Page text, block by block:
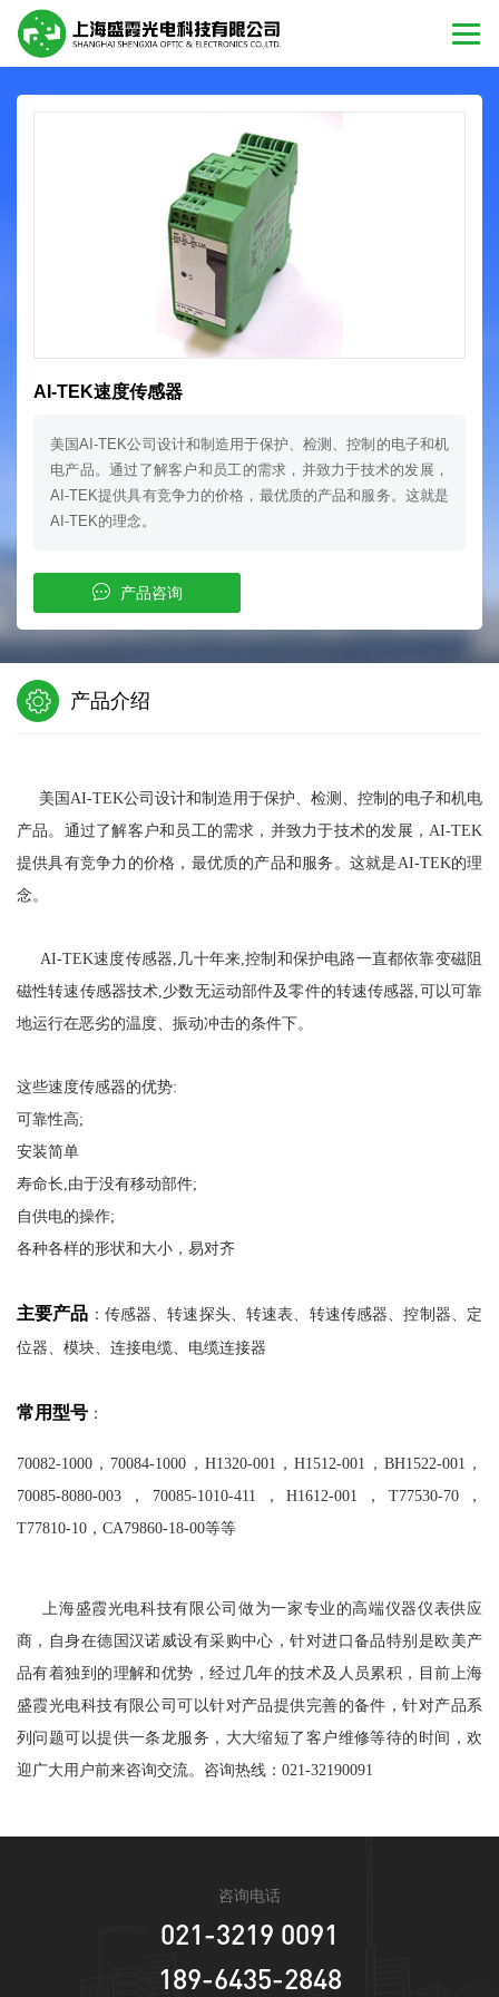
AI-TEK速度传感器
美国AI-TEK公司设计和制造用于保护、检测、控制的电子和机
电产品。通过了解客户和员工的需求，并致力于技术的发展，
AI-TEK提供具有竞争力的价格，最优质的产品和服务。这就是
AI-TEK的理念。
产品咨询
产品介绍
美国AI-TEK公司设计和制造用于保护、检测、控制的电子和机电
产品。通过了解客户和员工的需求，并致力于技术的发展，AI-TEK
提供具有竞争力的价格，最优质的产品和服务。这就是AI-TEK的理
念。
AI-TEK速度传感器,几十年来,控制和保护电路一直都依靠变磁阻
磁性转速传感器技术,少数无运动部件及零件的转速传感器,可以可靠
地运行在恶劣的温度、振动冲击的条件下。
这些速度传感器的优势:
可靠性高;
安装简单
寿命长,由于没有移动部件;
自供电的操作;
各种各样的形状和大小，易对齐
主要产品 ：传感器、转速探头、转速表、转速传感器、控制器、定
位器、模块、连接电缆、电缆连接器
常用型号 ：
70082-1000，70084-1000，H1320-001，H1512-001，BH1522-001，
70085-8080-003，70085-1010-411，H1612-001，T77530-70，
T77810-10，CA79860-18-00等等
上海盛霞光电科技有限公司做为一家专业的高端仪器仪表供应
商，自身在德国汉诺威设有采购中心，针对进口备品特别是欧美产
品有着独到的理解和优势，经过几年的技术及人员累积，目前上海
盛霞光电科技有限公司可以针对产品提供完善的备件，针对产品系
列问题可以提供一条龙服务，大大缩短了客户维修等待的时间，欢
迎广大用户前来咨询交流。咨询热线：021-32190091
咨询电话
021-3219 0091
189-6435-2848
立即提交